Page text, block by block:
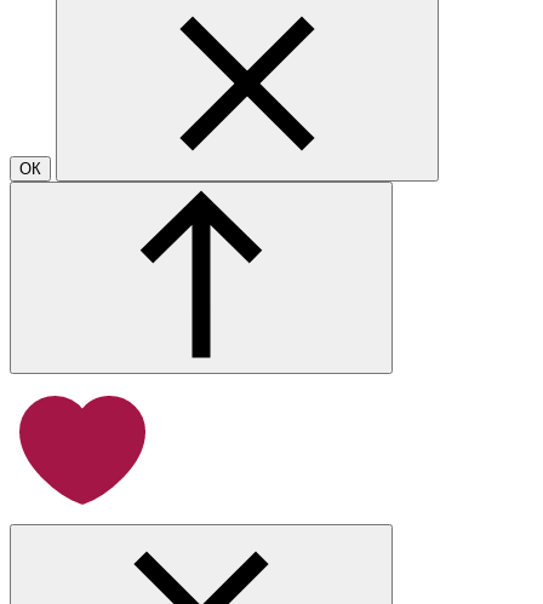
ОК